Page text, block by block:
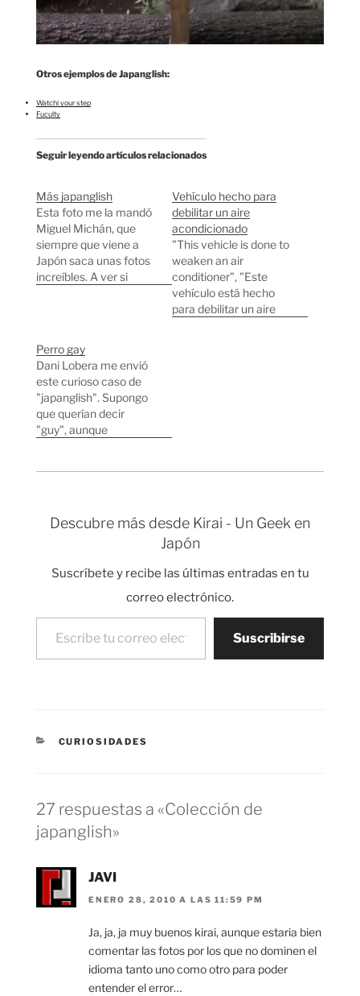
Otros ejemplos de Japanglish:
Watchi your step
Fuculty
Seguir leyendo artículos relacionados
Más japanglish
Esta foto me la mandó
Miguel Michán, que
siempre que viene a
Japón saca unas fotos
increíbles. A ver si
your step Fuculty
Ensalada de Japanglish
Vehículo hecho para
debilitar un aire
acondicionado
"This vehicle is done to
weaken an air
conditioner", "Este
vehículo está hecho
para debilitar un aire
mensaje sería "En este
está…
Perro gay
Dani Lobera me envió
este curioso caso de
"japanglish". Supongo
que querían decir
"guy", aunque
yo, comentario de
referirse a los…
Descubre más desde Kirai - Un Geek en
Japón
Suscríbete y recibe las últimas entradas en tu
correo electrónico.
Escribe tu correo electrónico…
Suscribirse
CATEGORÍAS
CURIOSIDADES
27 respuestas a «Colección de
japanglish»
JAVI
ENERO 28, 2010 A LAS 11:59 PM
Ja, ja, ja muy buenos kirai, aunque estaria bien
comentar las fotos por los que no dominen el
idioma tanto uno como otro para poder
entender el error…